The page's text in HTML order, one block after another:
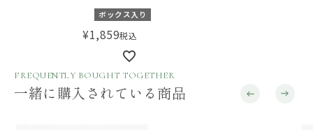
／Amingオリジナルセット
ボックス入り
¥1,859税込
FREQUENTLY BOUGHT TOGETHER
一緒に購入されている商品